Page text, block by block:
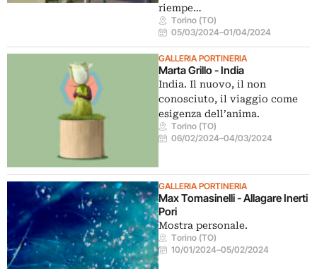
riempe…
Torino (TO)
05/03/2024–01/04/2024
GALLERIA PORTINERIA
Marta Grillo - India
India. Il nuovo, il non
conosciuto, il viaggio come
esigenza dell’anima.
Torino (TO)
06/02/2024–04/03/2024
GALLERIA PORTINERIA
Max Tomasinelli - Allagare Inerti
Pori
Mostra personale.
Torino (TO)
10/01/2024–05/02/2024